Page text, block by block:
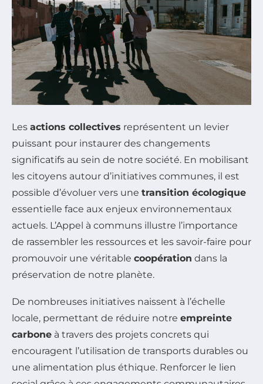
Les actions collectives représentent un levier
puissant pour instaurer des changements
significatifs au sein de notre société. En mobilisant
les citoyens autour d’initiatives communes, il est
possible d’évoluer vers une transition écologique
essentielle face aux enjeux environnementaux
actuels. L’Appel à communs illustre l’importance
de rassembler les ressources et les savoir-faire pour
promouvoir une véritable coopération dans la
préservation de notre planète.
De nombreuses initiatives naissent à l’échelle
locale, permettant de réduire notre empreinte
carbone à travers des projets concrets qui
encouragent l’utilisation de transports durables ou
une alimentation plus éthique. Renforcer le lien